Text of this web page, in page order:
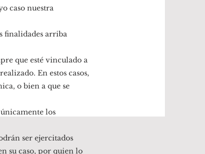
caso nuestra
finalidades arriba
que esté vinculado a
En estos casos,
o bien a que se
los
ser ejercitados
su caso, por quien lo